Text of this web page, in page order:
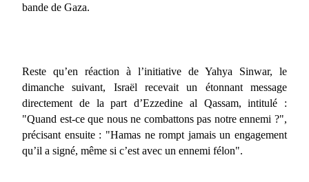
bande de Gaza.
Reste qu’en réaction à l’initiative de Yahya Sinwar, le
dimanche suivant, Israël recevait un étonnant message
directement de la part d’Ezzedine al Qassam, intitulé :
"Quand est-ce que nous ne combattons pas notre ennemi ?",
précisant ensuite : "Hamas ne rompt jamais un engagement
qu’il a signé, même si c’est avec un ennemi félon".